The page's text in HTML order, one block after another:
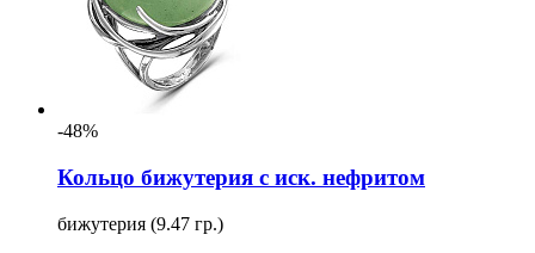
-48%
Кольцо бижутерия с иск. нефритом
бижутерия (9.47 гр.)